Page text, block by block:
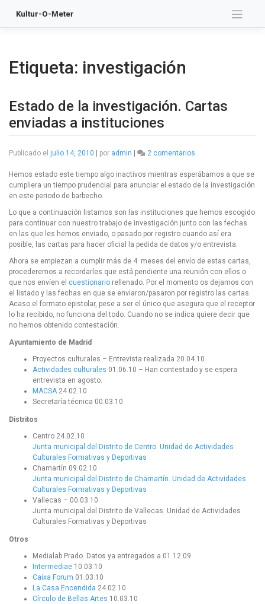
contenido
Kultur-O-Meter
Etiqueta: investigación
Estado de la investigación. Cartas
enviadas a instituciones
Publicado el julio 14, 2010 | por admin | 2 comentarios
de
la
enviadas
a
instituciones
Hemos estado este tiempo algo inactivos mientras esperábamos a que se
cumpliera un tiempo prudencial para anunciar el estado de la investigación
en este periodo de barbecho.
Lo que a continuación listamos son las instituciones que hemos escogido
para continuar con nuestro trabajo de investigación junto con las fechas
en las que les hemos enviado, o pasado por registro cuando así era
posible, las cartas para hacer oficial la pedida de datos y/o entrevista.
Ahora se empiezan a cumplir más de 4 meses del envío de estas cartas,
procederemos a recordarles que está pendiente una reunión con ellos o
que nos envíen el cuestionario rellenado. Por el momento os dejamos con
el listado y las fechas en que se enviaron/pasaron por registro las cartas.
Acaso el formato epistolar, pese a ser el único que asegura que el receptor
lo ha recibido, no funciona del todo. Cuando no se indica quiere decir que
no hemos obtenido contestación.
Ayuntamiento de Madrid
Proyectos culturales – Entrevista realizada 20.04.10
Actividades culturales 01.06.10 – Han contestado y se espera
entrevista en agosto.
MACSA24.02.10
Secretaría técnica 00.03.10
Distritos
Centro 24.02.10
Junta municipal del Distrito de Centro. Unidad de Actividades
Culturales Formativas y Deportivas
Chamartín 09.02.10
Junta municipal del Distrito de Chamartín. Unidad de Actividades
Culturales Formativas y Deportivas
Vallecas – 00.03.10
Junta municipal del Distrito de Vallecas. Unidad de Actividades
Culturales Formativas y Deportivas
Otros
Medialab Prado. Datos ya entregados a 01.12.09
Intermediae 10.03.10
Caixa Forum 01.03.10
La Casa Encendida 24.02.10
Círculo de Bellas Artes 10.03.10